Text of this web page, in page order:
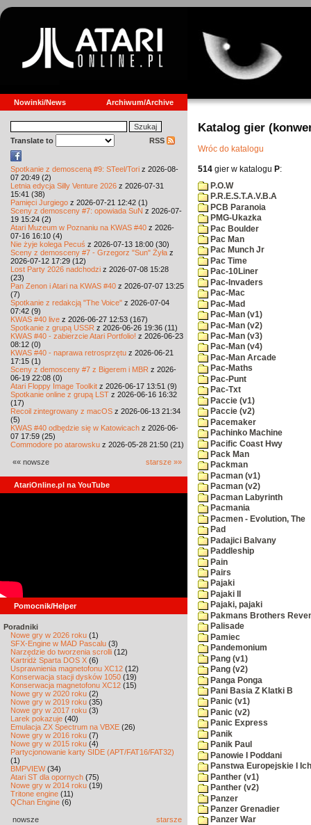
Nowinki/News Archiwum/Archive
Translate to RSS
Spotkanie z demosceną #9: STeel/Tori z 2026-08-
07 20:49 (2)
Letnia edycja Silly Venture 2026 z 2026-07-31
15:41 (38)
Pamięci Jurgiego z 2026-07-21 12:42 (1)
Sceny z demosceny #7: opowiada SuN z 2026-07-
19 15:24 (2)
Atari Muzeum w Poznaniu na KWAS #40 z 2026-
07-16 16:10 (4)
Nie żyje kolega Pecuś z 2026-07-13 18:00 (30)
Sceny z demosceny #7 - Grzegorz "Sun" Żyła z
2026-07-12 17:29 (12)
Lost Party 2026 nadchodzi z 2026-07-08 15:28
(23)
Pan Zenon i Atari na KWAS #40 z 2026-07-07 13:25
(7)
Spotkanie z redakcją "The Voice" z 2026-07-04
07:42 (9)
KWAS #40 live z 2026-06-27 12:53 (167)
Spotkanie z grupą USSR z 2026-06-26 19:36 (11)
KWAS #40 - zabierzcie Atari Portfolio! z 2026-06-23
08:12 (0)
KWAS #40 - naprawa retrosprzętu z 2026-06-21
17:15 (1)
Sceny z demosceny #7 z Bigerem i MBR z 2026-
06-19 22:08 (0)
Atari Floppy Image Toolkit z 2026-06-17 13:51 (9)
Spotkanie online z grupą LST z 2026-06-16 16:32
(17)
Recoil zintegrowany z macOS z 2026-06-13 21:34
(5)
KWAS #40 odbędzie się w Katowicach z 2026-06-
07 17:59 (25)
Commodore po atarowsku z 2026-05-28 21:50 (21)
«« nowsze starsze »»
AtariOnline.pl na YouTube
Pomocnik/Helper
Poradniki
Nowe gry w 2026 roku (1)
SFX-Engine w MAD Pascalu (3)
Narzędzie do tworzenia scrolli (12)
Kartridż Sparta DOS X (6)
Usprawnienia magnetofonu XC12 (12)
Konserwacja stacji dysków 1050 (19)
Konserwacja magnetofonu XC12 (15)
Nowe gry w 2020 roku (2)
Nowe gry w 2019 roku (35)
Nowe gry w 2017 roku (3)
Larek pokazuje (40)
Emulacja ZX Spectrum na VBXE (26)
Nowe gry w 2016 roku (7)
Nowe gry w 2015 roku (4)
Partycjonowanie karty SIDE (APT/FAT16/FAT32)
(1)
BMPVIEW(34)
Atari ST dla opornych (75)
Nowe gry w 2014 roku (19)
Tritone engine (11)
QChan Engine (6)
nowsze starsze
Katalog gier
Wróc do katalogu
514 gier w katalogu P:
P.O.W
P.R.E.S.T.A.V.B.A
PCB Paranoia
PMG-Ukazka
Pac Boulder
Pac Man
Pac Munch Jr
Pac Time
Pac-10Liner
Pac-Invaders
Pac-Mac
Pac-Mad
Pac-Man (v1)
Pac-Man (v2)
Pac-Man (v3)
Pac-Man (v4)
Pac-Man Arcade
Pac-Maths
Pac-Punt
Pac-Txt
Paccie (v1)
Paccie (v2)
Pacemaker
Pachinko Machine
Pacific Coast Hwy
Pack Man
Packman
Pacman (v1)
Pacman (v2)
Pacman Labyrinth
Pacmania
Pacmen - Evolution, The
Pad
Padajici Balvany
Paddleship
Pain
Pairs
Pajaki
Pajaki II
Pajaki, pajaki
Pakmans Brothers
Palisade
Pamiec
Pandemonium
Pang (v1)
Pang (v2)
Panga Ponga
Pani Basia Z Klatki B
Panic (v1)
Panic (v2)
Panic Express
Panik
Panik Paul
Panowie I Poddani
Panstwa Europejskie I
Panther (v1)
Panther (v2)
Panzer
Panzer Grenadier
Panzer War